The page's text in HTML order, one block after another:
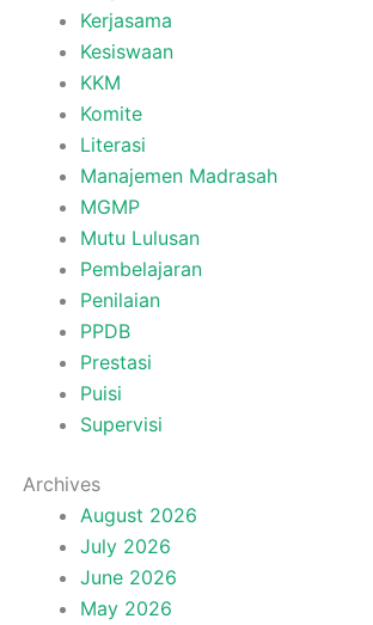
Kerjasama
Kesiswaan
KKM
Komite
Literasi
Manajemen Madrasah
MGMP
Mutu Lulusan
Pembelajaran
Penilaian
PPDB
Prestasi
Puisi
Supervisi
Archives
August 2026
July 2026
June 2026
May 2026